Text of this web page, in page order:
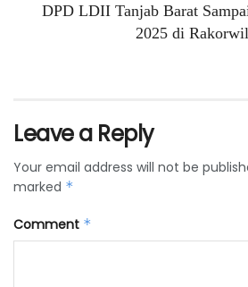
DPD LDII Tanjab Barat
2025 di
Leave a Reply
Your email address will not be
marked *
Comment *